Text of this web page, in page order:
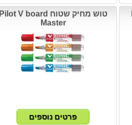
טוש מחיק שטוח Pilot V board
Master